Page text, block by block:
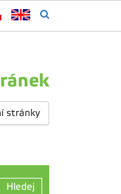
stránky
Hledej